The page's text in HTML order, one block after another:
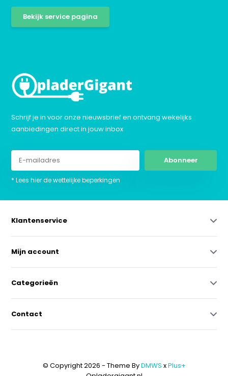
Bekijk service pagina
Schrijf je in voor onze nieuwsbrief en ontvang wekelijks
aanbiedingen direct in jouw inbox
Abonneer
* Lees hier de wettelijke beperkingen
Klantenservice
Mijn account
Categorieën
Contact
© Copyright 2026 - Theme ByDMWS xPlus+